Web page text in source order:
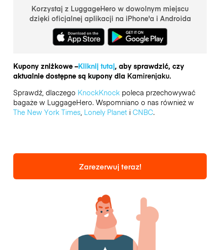
Korzystaj z LuggageHero w dowolnym miejscu
dzięki oficjalnej aplikacji na iPhone'a i Androida
Kupony zniżkowe –Kliknij tutaj, aby sprawdzić, czy
aktualnie dostępne są kupony dla Kamirenjaku.
Sprawdź, dlaczego KnockKnockpoleca przechowywać
bagaże w LuggageHero. Wspomniano o nas również w
The New York Times, Lonely Planeti CNBC.
Zarezerwuj teraz!